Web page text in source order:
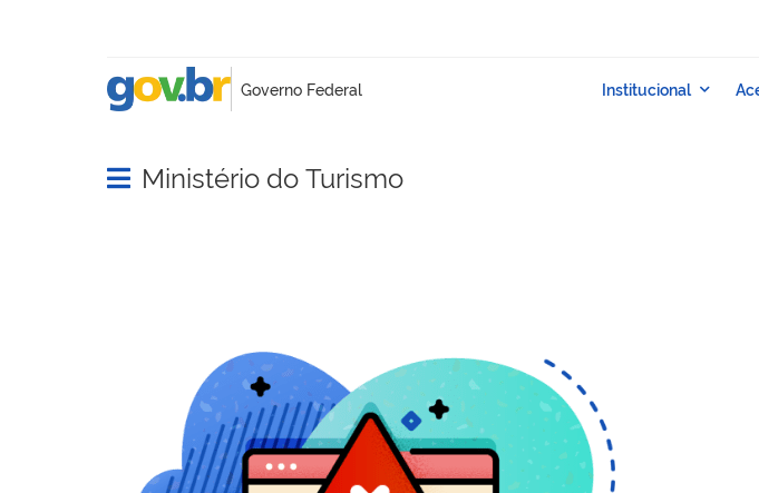
Abrir menu principal de navegação
Ministério do Turismo